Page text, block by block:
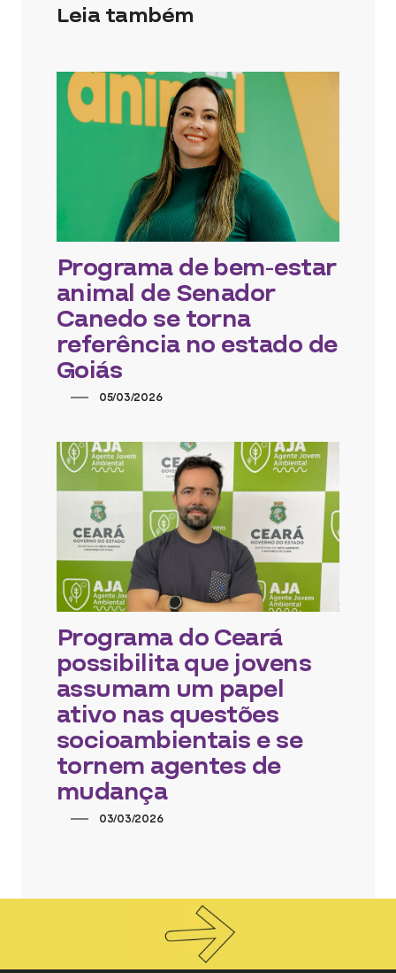
Leia também
Programa de bem-estar
animal de Senador
Canedo se torna
referência no estado de
Goiás
05/03/2026
Programa do Ceará
possibilita que jovens
assumam um papel
ativo nas questões
socioambientais e se
tornem agentes de
mudança
03/03/2026